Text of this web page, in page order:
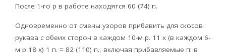
После 1-го р в работе находятся 60 (74) п.
Одновременно от смены узоров прибавить для скосов
рукава с обеих сторон в каждом 10-м р. 11 х (в каждом 6-
м р 18 х) 1 п. = 82 (110) п., включая прибавляемые п. в